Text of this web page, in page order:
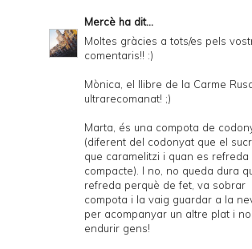
Mercè ha dit...
Moltes gràcies a tots/es pels
comentaris!! :)
Mònica, el llibre de la Carme
ultrarecomanat! ;)
Marta, és una compota de
(diferent del codonyat que el
que caramelitzi i quan es refreda
compacte). I no, no queda dura
refreda perquè de fet, va sobrar
compota i la vaig guardar a la
per acompanyar un altre plat i
endurir gens!